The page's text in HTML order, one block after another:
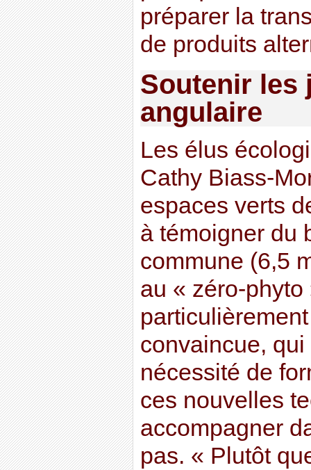
préparer la
de produits
Soutenir les
angulaire
Les élus
Cathy Biass-
espaces verts
à témoigner du
commune (6,5
au « zéro-
convaincue, qui
nécessité de
ces nouvelles
accompagner
pas. « Plutôt